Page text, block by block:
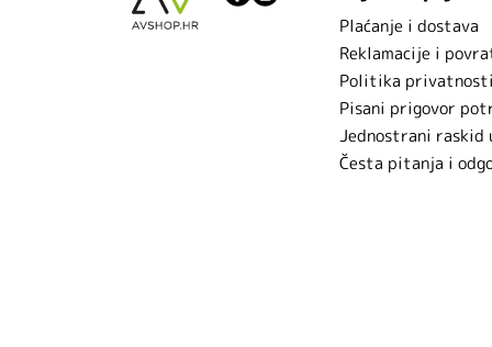
Plaćanje i dostava
Reklamacije i
Politika privatnosti
Pisani prigovor
Jednostrani raskid
Česta pitanja i